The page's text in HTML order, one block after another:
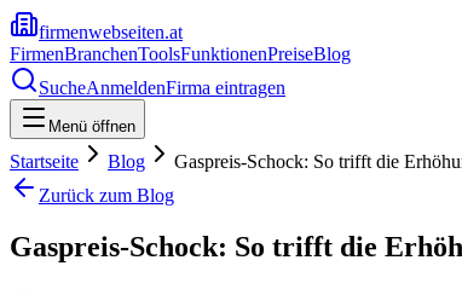
firmenwebseiten.at
FirmenBranchenToolsFunktionenPreiseBlog
SucheAnmeldenFirma eintragen
Menü öffnen
Startseite Blog
Gaspreis-Schock: So trifft die
Zurück zum Blog
Gaspreis-Schock: So trifft die